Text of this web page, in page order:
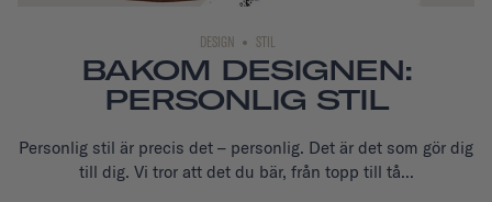
DESIGN STIL
BAKOM DESIGNEN:
PERSONLIG STIL
Personlig stil är precis det – personlig. Det är det som gör dig
till dig. Vi tror att det du bär, från topp till tå...